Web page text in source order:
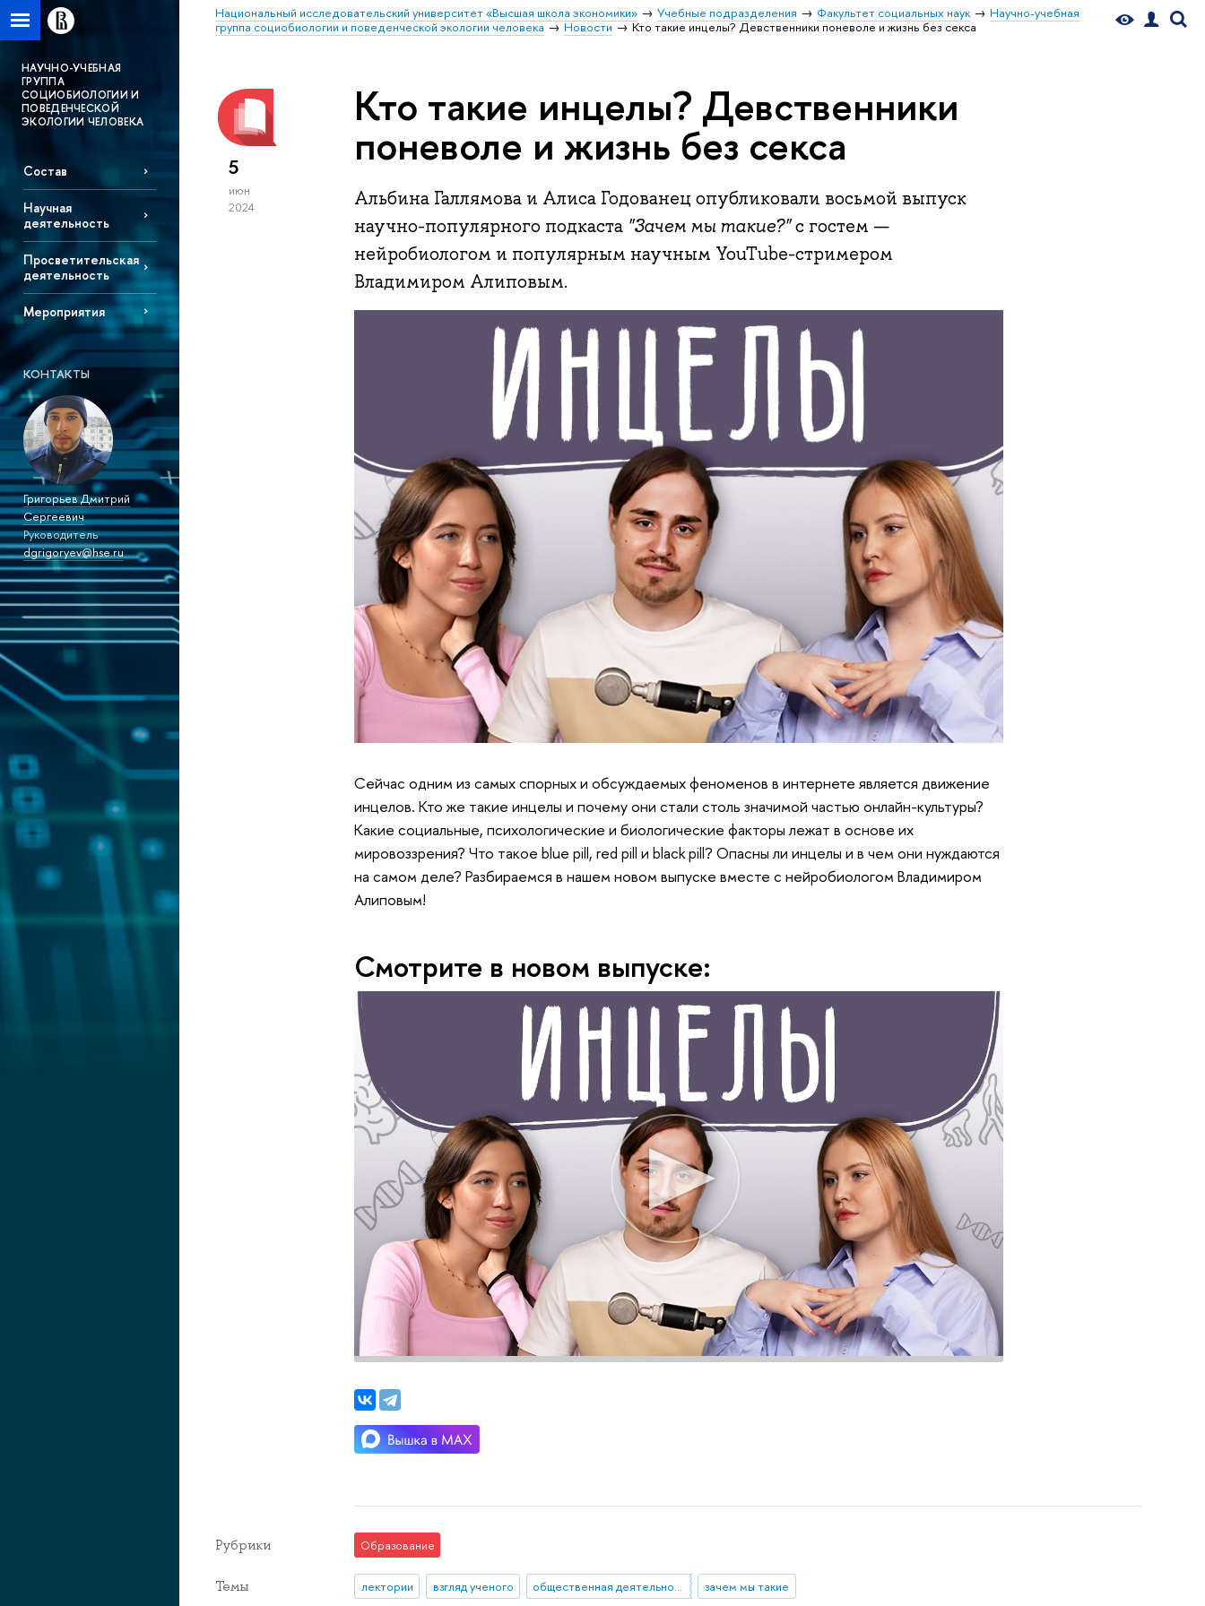
Национальный исследовательский университет «Высшая школа экономики» Учебные подразделения Факультет социальных наук
Научно-учебная
группа социобиологии и поведенческой экологии человека
Новости Кто такие инцелы? Девственники поневоле и жизнь без секса
НАУЧНО-УЧЕБНАЯ
ГРУППА
СОЦИОБИОЛОГИИ И
ПОВЕДЕНЧЕСКОЙ
ЭКОЛОГИИ ЧЕЛОВЕКА
Состав
Научная
деятельность
Просветительская
деятельность
Мероприятия
КОНТАКТЫ
Григорьев Дмитрий
Сергеевич
Руководитель
dgrigoryev@hse.ru
5
июн
2024
Кто такие инцелы? Девственники
поневоле и жизнь без секса
Альбина Галлямова и Алиса Годованец опубликовали восьмой выпуск
научно-популярного подкаста "Зачем мы такие?"с гостем —
нейробиологом и популярным научным YouTube-стримером
Владимиром Алиповым.
Сейчас одним из самых спорных и обсуждаемых феноменов в интернете является движение
инцелов. Кто же такие инцелы и почему они стали столь значимой частью онлайн-культуры?
Какие социальные, психологические и биологические факторы лежат в основе их
мировоззрения? Что такое blue pill, red pill и black pill? Опасны ли инцелы и в чем они нуждаются
на самом деле? Разбираемся в нашем новом выпуске вместе с нейробиологом Владимиром
Алиповым!
Смотрите в новом выпуске:
Рубрики Образование
Темы лектории взгляд ученого общественная деятельность зачем мы такие